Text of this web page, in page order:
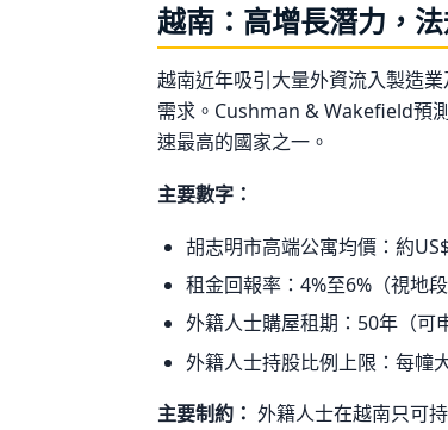
越南：高增長潛力，
越南近年吸引大量外資流入製造
需求。Cushman & Wakefield預
速最高的國家之一。
主要數字：
胡志明市高端公寓均價：約
租金回報率：4%至6%（視地段
外籍人士購屋租期：50年（可
外籍人士持股比例上限：每幢
主要制約： 外籍人士在越南只可